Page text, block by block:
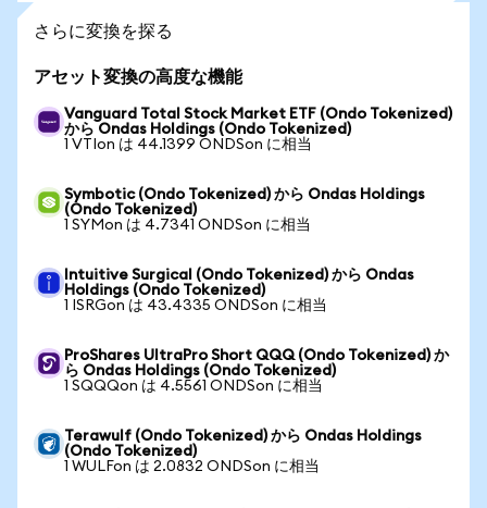
さらに変換を探る
アセット変換の高度な機能
Vanguard Total Stock Market ETF (Ondo Tokenized)
から Ondas Holdings (Ondo Tokenized)
1 VTIon は 44.1399 ONDSon に相当
Symbotic (Ondo Tokenized) から Ondas Holdings
(Ondo Tokenized)
1 SYMon は 4.7341 ONDSon に相当
Intuitive Surgical (Ondo Tokenized) から Ondas
Holdings (Ondo Tokenized)
1 ISRGon は 43.4335 ONDSon に相当
ProShares UltraPro Short QQQ (Ondo Tokenized) か
ら Ondas Holdings (Ondo Tokenized)
1 SQQQon は 4.5561 ONDSon に相当
Terawulf (Ondo Tokenized) から Ondas Holdings
(Ondo Tokenized)
1 WULFon は 2.0832 ONDSon に相当